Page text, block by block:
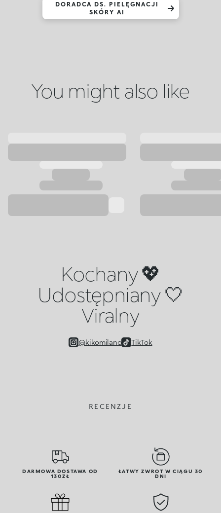
DORADCA DS. PIELĘGNACJI
SKÓRY AI
You might also like
Kochany 💖
Udostępniany 🤍
Viralny
@kikomilano TikTok
RECENZJE
DARMOWA DOSTAWA OD
130ZŁ
ŁATWY ZWROT W CIĄGU 30
DNI